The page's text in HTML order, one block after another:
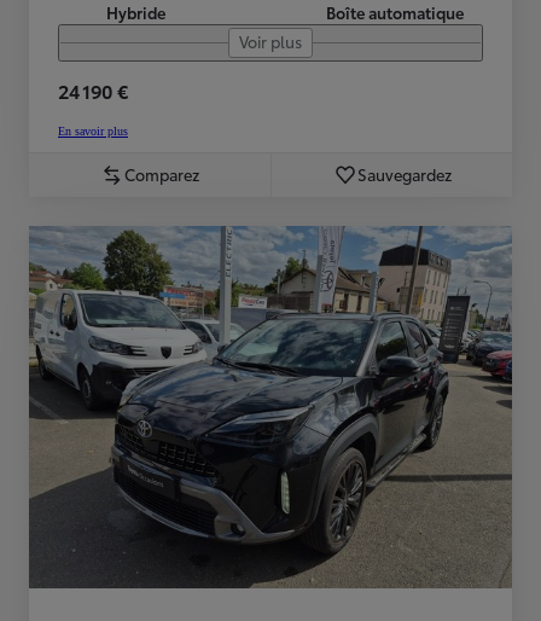
Hybride
Boîte automatique
Voir plus
24 190 €
En savoir plus
Comparez Sauvegardez